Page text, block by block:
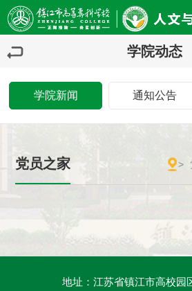
学院动态
学院新闻 通知公告
党员之家 >
地址：江苏省镇江市高校园